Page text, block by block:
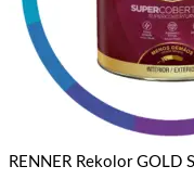
RENNER Rekolor GOLD